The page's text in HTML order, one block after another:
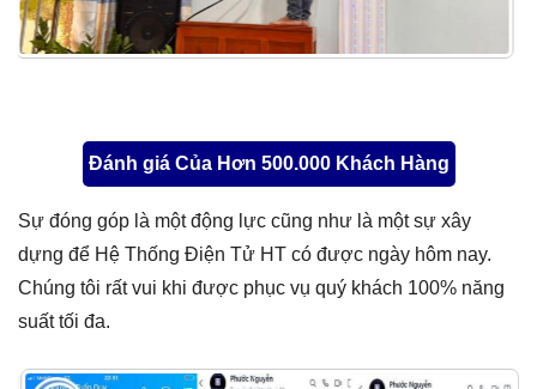
Sự đóng góp là một động lực cũng như là một sự xây
dựng để Hệ Thống Điện Tử HT có được ngày hôm nay.
Chúng tôi rất vui khi được phục vụ quý khách 100% năng
suất tối đa.